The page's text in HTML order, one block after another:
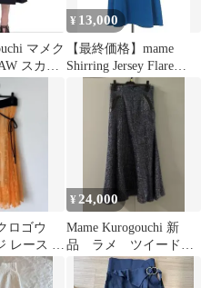
マメク
スカー
¥ 13,000
【最終価格】mame
Shirring Jersey Flare
ロゴウ
レース ス
¥ 24,000
Mame Kurogouchi 新
品 ラメ ツイード
スカート マメ クロ
ゴウチ